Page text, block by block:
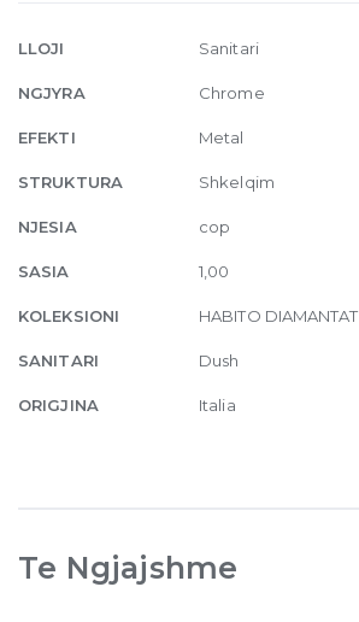
thermostatic
031
Chrome
LLOJI Sanitari
NGJYRA Chrome
EFEKTI Metal
STRUKTURA Shkelqim
NJESIA cop
SASIA 1,00
KOLEKSIONI HABITO DIAMANTAT
SANITARI Dush
ORIGJINA Italia
Te Ngjajshme